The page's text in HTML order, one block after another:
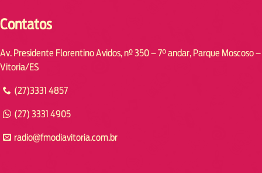
Contatos
Av. Presidente Florentino Avidos, nº 350 – 7° andar, Parque Moscoso –
Vitoria/ES
(27)3331 4857
(27) 3331 4905
radio@fmodiavitoria.com.br